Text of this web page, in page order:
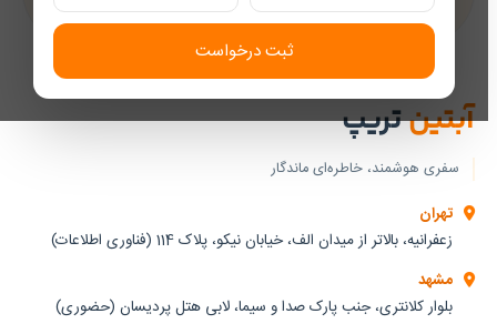
ثبت درخواست
آبتینتریپ
سفری هوشمند، خاطره‌ای ماندگار
تهران
زعفرانیه، بالاتر از میدان الف، خیابان نیکو، پلاک 114 (فناوری اطلاعات)
مشهد
بلوار کلانتری، جنب پارک صدا و سیما، لابی هتل پردیسان (حضوری)